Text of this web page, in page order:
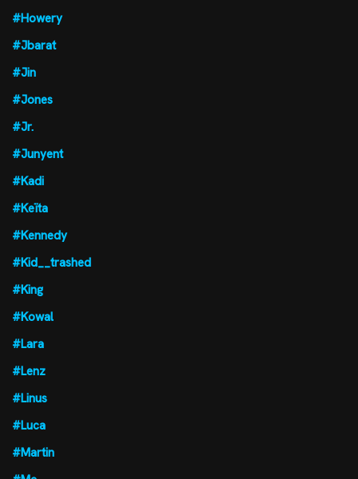
#Howery
#Jbarat
#Jin
#Jones
#Jr.
#Junyent
#Kadi
#Keïta
#Kennedy
#Kid__trashed
#King
#Kowal
#Lara
#Lenz
#Linus
#Luca
#Martin